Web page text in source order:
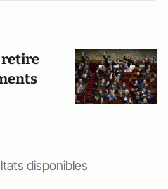
retire
disponibles